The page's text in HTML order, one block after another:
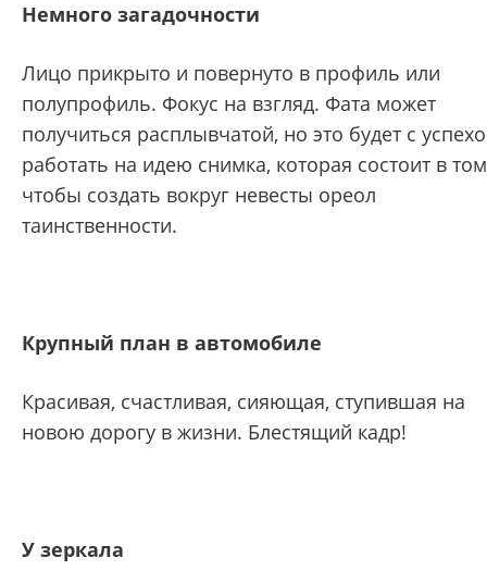
Немного загадочности
Лицо прикрыто и повернуто в профиль или
полупрофиль. Фокус на взгляд. Фата может
получиться расплывчатой, но это будет с
работать на идею снимка, которая состоит в
чтобы создать вокруг невесты ореол
таинственности.
Крупный план в автомобиле
Красивая, счастливая, сияющая, ступившая на
новою дорогу в жизни. Блестящий кадр!
У зеркала